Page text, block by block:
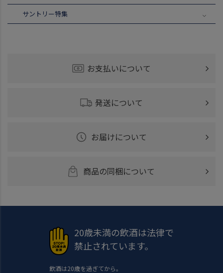
サントリー特集
お支払いについて
発送について
お届けについて
商品の同梱について
20歳未満の飲酒は法律で
禁止されています。
飲酒は20歳を過ぎてから。